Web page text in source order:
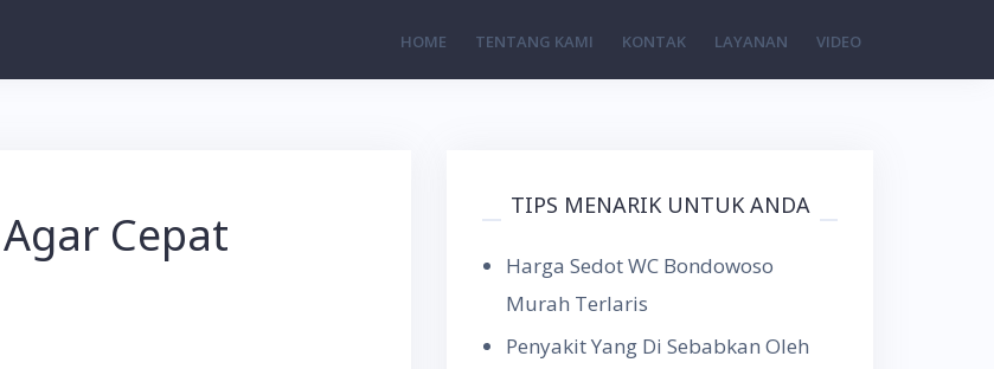
HOME TENTANG KAMI KONTAK LAYANAN VIDEO
Cepat
TIPS MENARIK UNTUK ANDA
Harga Sedot WC Bondowoso
Murah Terlaris
Penyakit Yang Di Sebabkan Oleh